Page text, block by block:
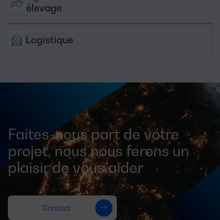
élevage
Logistique
Faites-nous part de votre
projet, nous nous ferons un
plaisir de vous aider
Contact